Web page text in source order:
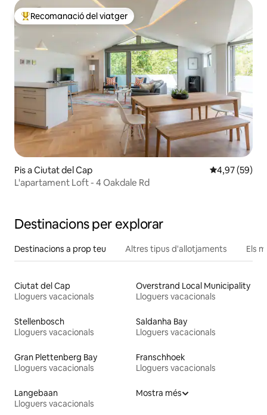
Principals recomanacions dels viatgers
Recomanació del viatger
Pis a Ciutat del Cap 4,97 de
4,97 (59)
L'apartament Loft - 4 Oakdale Rd
Destinacions per explorar
Destinacions a prop teu Altres tipus d'allotjaments Els
Ciutat del Cap
Lloguers vacacionals
Overstrand Local Municipality
Lloguers vacacionals
Stellenbosch
Lloguers vacacionals
Saldanha Bay
Lloguers vacacionals
Gran Plettenberg Bay
Lloguers vacacionals
Franschhoek
Lloguers vacacionals
Langebaan
Lloguers vacacionals
Mostra més